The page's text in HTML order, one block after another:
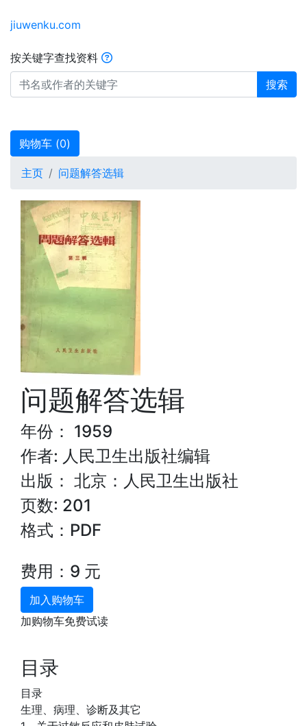
jiuwenku.com
按关键字查找资料
搜索
购物车 (0)
主页 问题解答选辑
问题解答选辑
年份： 1959
作者: 人民卫生出版社编辑
出版： 北京：人民卫生出版社
页数: 201
格式：PDF
费用：9 元
加入购物车
加购物车免费试读
目录
目录
生理、病理、诊断及其它